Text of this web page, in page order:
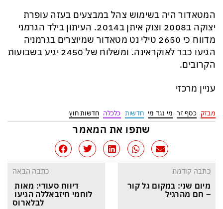
המטאדור היה בשימוש צהל במבצעים בעזה עופרת
יצוקה ב2008 וצוק איתן ב2014. העיתון בילד הגרמני
מדווח כי 2650 טילי נט מטאדור שמיוצרים בגרמניה
הגיעו כבר לאוקראינה. ומשלוח של 2450 יגיע בשבועות
הקרובים.
עניין מרכזי
מבזק כסף זר מי נגד מי חדשות כלכלה חדשות חוץ
שתפו את המאמר
כתבה קודמת
מיום שני: במקום גל קור
– חם מהרגיל
כתבה הבאה
דיווח סעודי: מאות
לוחמי חיזבאללה הגיעו
לבלארוס